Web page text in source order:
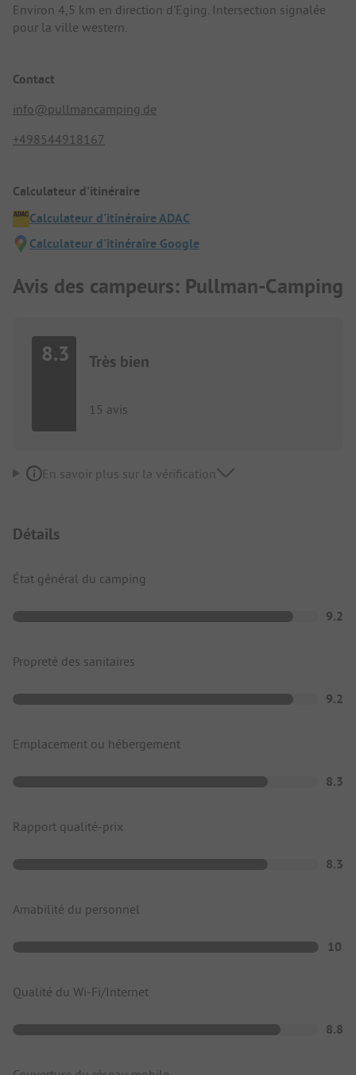
Environ 4,5 km en direction d'Eging. Intersection signalée
pour la ville western.
Contact
info@pullmancamping.de
+498544918167
Calculateur d'itinéraire
Calculateur d'itinéraire ADAC
Calculateur d'itinéraire Google
Avis des campeurs: Pullman-Camping
8.3 Très bien
15 avis
En savoir plus sur la vérification
Détails
État général du camping
9.2
Propreté des sanitaires
9.2
Emplacement ou hébergement
8.3
Rapport qualité-prix
8.3
Amabilité du personnel
10
Qualité du Wi-Fi/Internet
8.8